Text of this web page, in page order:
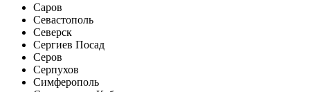
Саров
Севастополь
Северск
Сергиев Посад
Серов
Серпухов
Симферополь